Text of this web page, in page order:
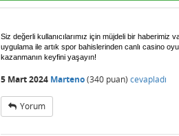
Siz değerli kullanıcılarımız için müjdeli bir
uygulama ile artık spor bahislerinden canlı casino
kazanmanın keyfini yaşayın!
5 Mart 2024 Marteno(340 puan) cevapladı
Yorum